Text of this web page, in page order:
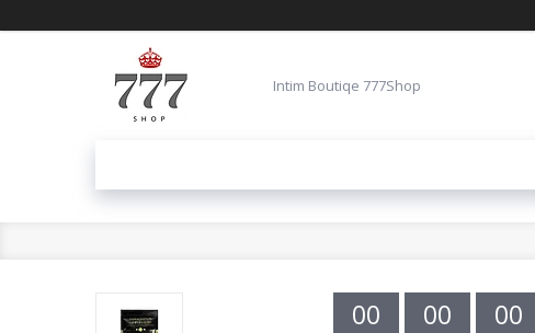
Intim Boutiqe 777Shop
00 00 00